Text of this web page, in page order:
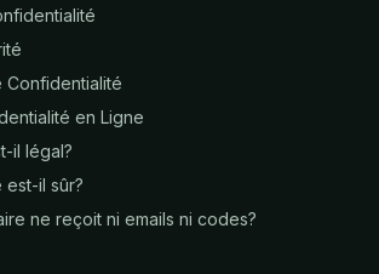
Confidentialité
en Ligne
il légal?
est-il sûr?
ne reçoit ni emails ni codes?